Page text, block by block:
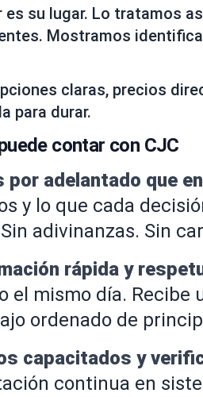
es su lugar. Lo tratamos
Mostramos
claras, precios
para durar.
contar con CJC
por adelantado que
y lo que cada
adivinanzas. Sin
rápida y
el mismo día. Recibe
ordenado de
capacitados y
continua en